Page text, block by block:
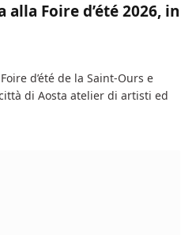
Foire d’été 2026, in
d’été de la Saint-Ours e
di Aosta atelier di artisti ed